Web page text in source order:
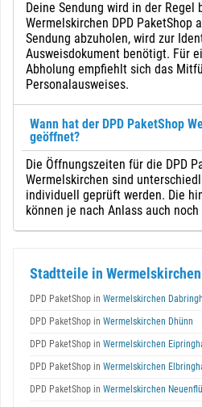
Deine Sendung wird in der Regel
Wermelskirchen DPD PaketShop
Sendung abzuholen, wird zur
Ausweisdokument benötigt. Für
Abholung empfiehlt sich das
Personalausweises.
Wann hat der DPD PaketShop
geöffnet?
Die Öffnungszeiten für die DPD
Wermelskirchen sind
individuell geprüft werden. Die
können je nach Anlass auch
Stadtteile in Wermelskirchen
DPD PaketShop in Wermelskirchen
DPD PaketShop in Wermelskirchen Dhünn
DPD PaketShop in Wermelskirchen
DPD PaketShop in Wermelskirchen
DPD PaketShop in Wermelskirchen